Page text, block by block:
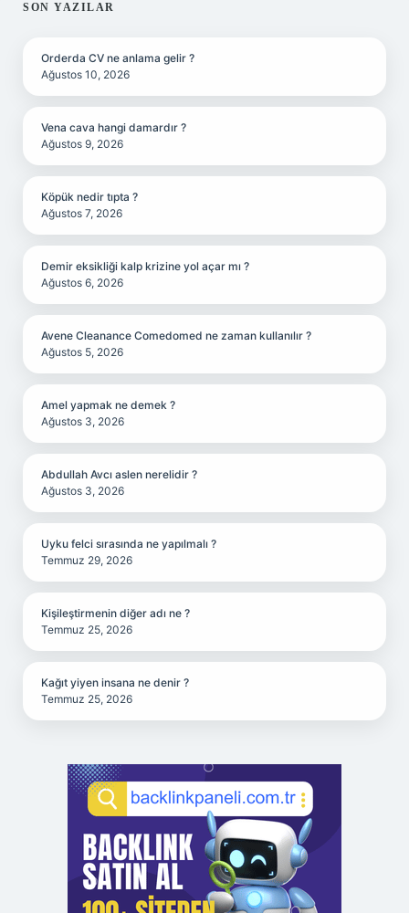
SIDEBAR
SON YAZILAR
Orderda CV ne anlama gelir ?
Ağustos 10, 2026
Vena cava hangi damardır ?
Ağustos 9, 2026
Köpük nedir tıpta ?
Ağustos 7, 2026
Demir eksikliği kalp krizine yol açar mı ?
Ağustos 6, 2026
Avene Cleanance Comedomed ne zaman kullanılır ?
Ağustos 5, 2026
Amel yapmak ne demek ?
Ağustos 3, 2026
Abdullah Avcı aslen nerelidir ?
Ağustos 3, 2026
Uyku felci sırasında ne yapılmalı ?
Temmuz 29, 2026
Kişileştirmenin diğer adı ne ?
Temmuz 25, 2026
Kağıt yiyen insana ne denir ?
Temmuz 25, 2026